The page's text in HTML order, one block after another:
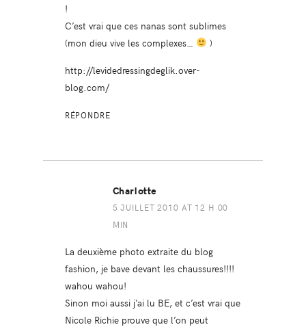
!
C’est vrai que ces nanas sont sublimes
(mon dieu vive les complexes…
)
http://levidedressingdeglik.over-
blog.com/
RÉPONDRE
Charlotte
5 JUILLET 2010 AT 12 H 00
MIN
La deuxième photo extraite du blog
fashion, je bave devant les chaussures!!!!
wahou wahou!
Sinon moi aussi j’ai lu BE, et c’est vrai que
Nicole Richie prouve que l’on peut